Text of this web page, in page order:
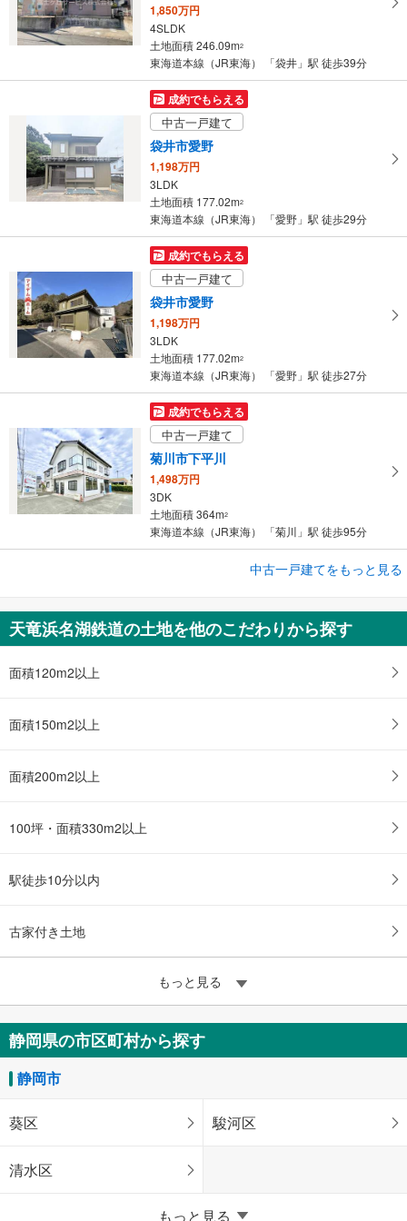
1,850万円
4SLDK
土地面積 246.09m2
東海道本線（JR東海） 「袋井」駅 徒歩39分
成約でもらえる
中古一戸建て
袋井市愛野
1,198万円
3LDK
土地面積 177.02m2
東海道本線（JR東海） 「愛野」駅 徒歩29分
成約でもらえる
中古一戸建て
袋井市愛野
1,198万円
3LDK
土地面積 177.02m2
東海道本線（JR東海） 「愛野」駅 徒歩27分
成約でもらえる
中古一戸建て
菊川市下平川
1,498万円
3DK
土地面積 364m2
東海道本線（JR東海） 「菊川」駅 徒歩95分
浜松市中央区三方原町
2,999万円
中古一戸建てをもっと見る
天竜浜名湖鉄道の土地を他のこだわりから探す
面積120m2以上
面積150m2以上
面積200m2以上
100坪・面積330m2以上
駅徒歩10分以内
古家付き土地
もっと見る
静岡県の市区町村から探す
静岡市
葵区 駿河区
清水区
もっと見る